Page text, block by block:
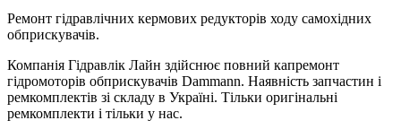
Ремонт гідравлічних кермових редукторів ходу самохідних
обприскувачів.
Компанія Гідравлік Лайн здійснює повний капремонт
гідромоторів обприскувачів Dammann. Наявність запчастин і
ремкомплектів зі складу в Україні. Тільки оригінальні
ремкомплекти і тільки у нас.